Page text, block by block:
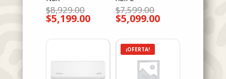
$8,929.00El
precio
original
$8,929.00.
$5,199.00El
es:
$5,199.00.
$7,599.00El
precio
original
$7,599.00.
$5,099.00El
es:
¡OFERTA!